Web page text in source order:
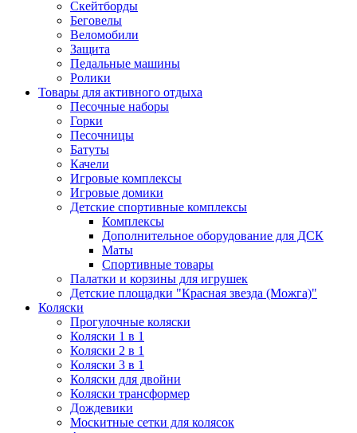
Скейтборды
Беговелы
Веломобили
Защита
Педальные машины
Ролики
Товары для активного отдыха
Песочные наборы
Горки
Песочницы
Батуты
Качели
Игровые комплексы
Игровые домики
Детские спортивные комплексы
Комплексы
Дополнительное оборудование для ДСК
Маты
Спортивные товары
Палатки и корзины для игрушек
Детские площадки "Красная звезда (Можга)"
Коляски
Прогулочные коляски
Коляски 1 в 1
Коляски 2 в 1
Коляски 3 в 1
Коляски для двойни
Коляски трансформер
Дождевики
Москитные сетки для колясок